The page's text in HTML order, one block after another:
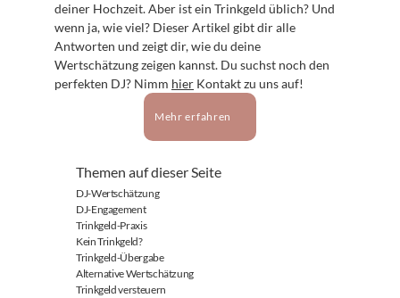
deiner Hochzeit. Aber ist ein Trinkgeld üblich? Und
wenn ja, wie viel? Dieser Artikel gibt dir alle
Antworten und zeigt dir, wie du deine
Wertschätzung zeigen kannst. Du suchst noch den
perfekten DJ? Nimm hier Kontakt zu uns auf!
Mehr erfahren
Themen auf dieser Seite
DJ-Wertschätzung
DJ-Engagement
Trinkgeld-Praxis
Kein Trinkgeld?
Trinkgeld-Übergabe
Alternative Wertschätzung
Trinkgeld versteuern